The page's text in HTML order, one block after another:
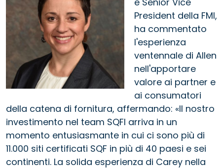
President della FMI,
ha commentato
l'esperienza
ventennale di Allen
nell'apportare
valore ai partner e
ai consumatori
della catena di fornitura, affermando: «Il nostro
investimento nel team SQFI arriva in un
momento entusiasmante in cui ci sono più di
11.000 siti certificati SQF in più di 40 paesi e sei
continenti. La solida esperienza di Carey nella